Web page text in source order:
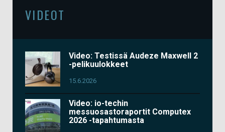
VIDEOT
Video: Testissä Audeze Maxwell 2
-pelikuulokkeet
15.6.2026
Video: io-techin
messuosastoraportit Computex
2026 -tapahtumasta